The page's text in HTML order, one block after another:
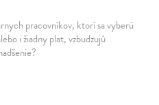
pracovníkov, ktorí sa vyberú
i žiadny plat, vzbudzujú